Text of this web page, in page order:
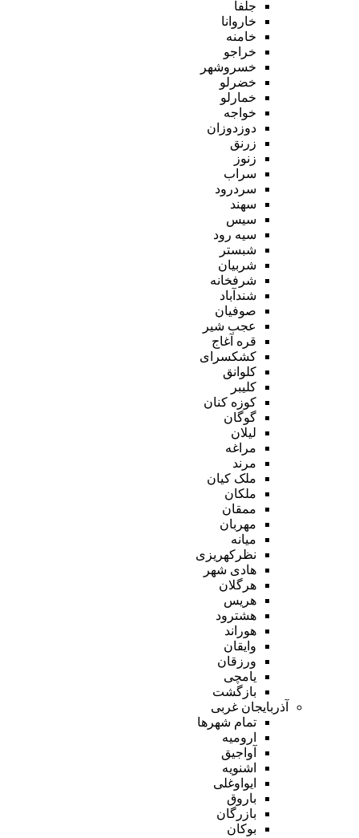
جلفا
خاروانا
خامنه
خراجو
خسروشهر
خضرلو
خمارلو
خواجه
دوزدوزان
زرنق
زنوز
سراب
سردرود
سهند
سیس
سیه رود
شبستر
شربیان
شرفخانه
شندآباد
صوفیان
عجب شیر
قره آغاج
کشکسرای
کلوانق
کلیبر
کوزه کنان
گوگان
لیلان
مراغه
مرند
ملک کیان
ملکان
ممقان
مهربان
میانه
نظرکهریزی
هادی شهر
هرگلان
هریس
هشترود
هوراند
وایقان
ورزقان
یامچی
بازگشت
آذربایجان غربی
تمام شهر‌ها
ارومیه
آواجیق
اشنویه
ایواوغلی
باروق
بازرگان
بوکان